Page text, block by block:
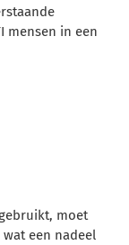
mensen in een
moet
een nadeel